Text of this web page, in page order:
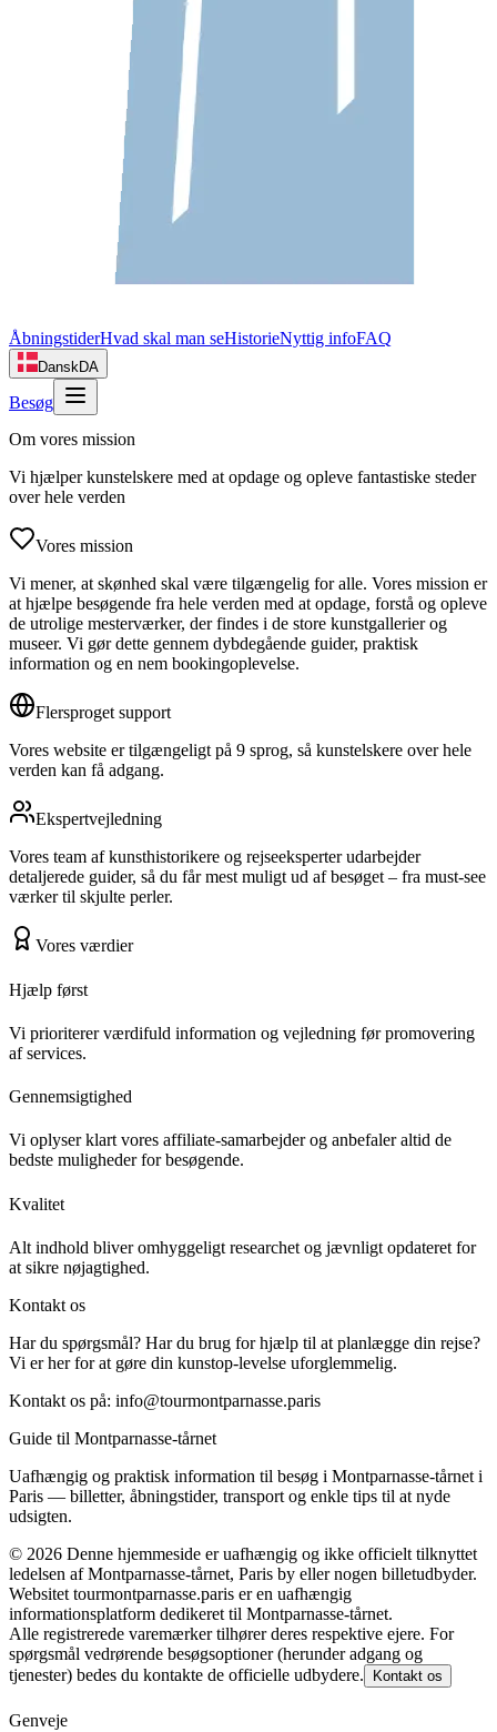
ÅbningstiderHvad skal man seHistorieNyttig infoFAQ
DanskDA
Besøg
Om vores mission
Vi hjælper kunstelskere med at opdage og opleve fantastiske steder
over hele verden
Vores mission
Vi mener, at skønhed skal være tilgængelig for alle. Vores mission er
at hjælpe besøgende fra hele verden med at opdage, forstå og opleve
de utrolige mesterværker, der findes i de store kunstgallerier og
museer. Vi gør dette gennem dybdegående guider, praktisk
information og en nem bookingoplevelse.
Flersproget support
Vores website er tilgængeligt på 9 sprog, så kunstelskere over hele
verden kan få adgang.
Ekspertvejledning
Vores team af kunsthistorikere og rejseeksperter udarbejder
detaljerede guider, så du får mest muligt ud af besøget – fra must-see
værker til skjulte perler.
Vores værdier
Hjælp først
Vi prioriterer værdifuld information og vejledning før promovering
af services.
Gennemsigtighed
Vi oplyser klart vores affiliate-samarbejder og anbefaler altid de
bedste muligheder for besøgende.
Kvalitet
Alt indhold bliver omhyggeligt researchet og jævnligt opdateret for
at sikre nøjagtighed.
Kontakt os
Har du spørgsmål? Har du brug for hjælp til at planlægge din rejse?
Vi er her for at gøre din kunstop-levelse uforglemmelig.
Kontakt os på: info@tourmontparnasse.paris
Guide til Montparnasse-tårnet
Uafhængig og praktisk information til besøg i Montparnasse-tårnet i
Paris — billetter, åbningstider, transport og enkle tips til at nyde
udsigten.
© 2026 Denne hjemmeside er uafhængig og ikke officielt tilknyttet
ledelsen af Montparnasse-tårnet, Paris by eller nogen billetudbyder.
Websitet tourmontparnasse.paris er en uafhængig
informationsplatform dedikeret til Montparnasse-tårnet.
Alle registrerede varemærker tilhører deres respektive ejere. For
spørgsmål vedrørende besøgsoptioner (herunder adgang og
tjenester) bedes du kontakte de officielle udbydere.
Kontakt os
Genveje